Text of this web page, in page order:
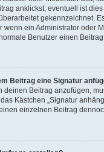
anklickst; eventuell ist
gekennzeichnet.
wenn ein Administrator oder
Benutzer einen
Beitrag eine Signatur
deinen Beitrag anzufügen,
Kästchen „Signatur
einzelnen Beitrag